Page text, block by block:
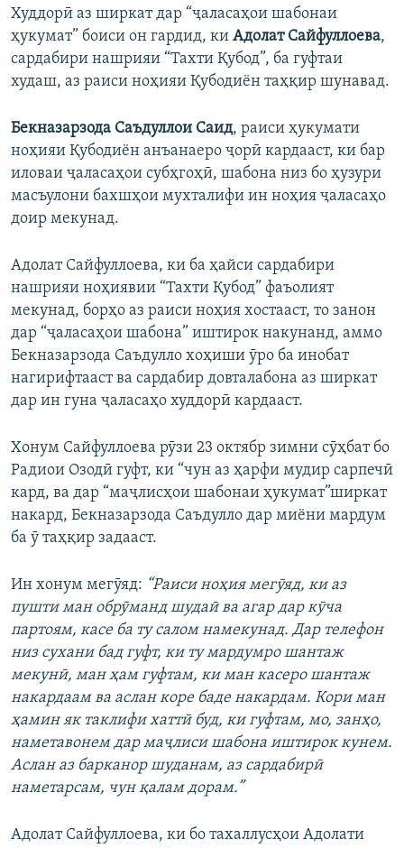
Худдорӣ аз ширкат дар “ҷаласаҳои шабонаи
ҳукумат” боиси он гардид, ки Адолат Сайфуллоева,
сардабири нашрияи “Тахти Қубод”, ба гуфтаи
худаш, аз раиси ноҳияи Қубодиён таҳқир шунавад.
Бекназарзода Саъдуллои Саид, раиси ҳукумати
ноҳияи Қубодиён анъанаеро ҷорӣ кардааст, ки бар
иловаи ҷаласаҳои субҳгоҳӣ, шабона низ бо ҳузури
масъулони бахшҳои мухталифи ин ноҳия ҷаласаҳо
доир мекунад.
Адолат Сайфуллоева, ки ба ҳайси сардабири
нашрияи ноҳиявии “Тахти Қубод” фаъолият
мекунад, борҳо аз раиси ноҳия хостааст, то занон
дар “ҷаласаҳои шабона” иштирок накунанд, аммо
Бекназарзода Саъдулло хоҳиши ӯро ба инобат
нагирифтааст ва сардабир довталабона аз ширкат
дар ин гуна ҷаласаҳо худдорӣ кардааст.
Хонум Сайфуллоева рӯзи 23 октябр зимни сӯҳбат бо
Радиои Озодӣ гуфт, ки “чун аз ҳарфи мудир сарпечӣ
кард, ва дар “маҷлисҳои шабонаи ҳукумат”ширкат
накард, Бекназарзода Саъдулло дар миёни мардум
ба ӯ таҳқир задааст.
Ин хонум мегӯяд: “Раиси ноҳия мегӯяд, ки аз
пушти ман обрӯманд шудаӣ ва агар дар кӯча
партоям, касе ба ту салом намекунад. Дар телефон
низ сухани бад гуфт, ки ту мардумро шантаж
мекунӣ, ман ҳам гуфтам, ки ман касеро шантаж
накардаам ва аслан коре баде накардам. Кори ман
ҳамин як таклифи хаттӣ буд, ки гуфтам, мо, занҳо,
наметавонем дар маҷлиси шабона иштирок кунем.
Аслан аз барканор шуданам, аз сардабирӣ
наметарсам, чун қалам дорам.”
Адолат Сайфуллоева, ки бо тахаллусҳои Адолати